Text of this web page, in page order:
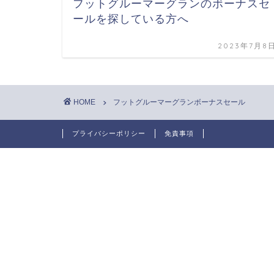
フットグルーマーグランのボーナスセ
ールを探している方へ
2023年7月8
HOME フットグルーマーグランボーナスセール
プライバシーポリシー 免責事項